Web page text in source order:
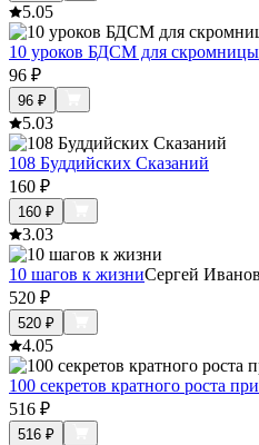
5.05
10 уроков БДСМ для скромницы
96 ₽
96 ₽
5.03
108 Буддийских Сказаний
160 ₽
160 ₽
3.03
10 шагов к жизниСергей Иванов
520 ₽
520 ₽
4.05
100 секретов кратного роста
516 ₽
516 ₽